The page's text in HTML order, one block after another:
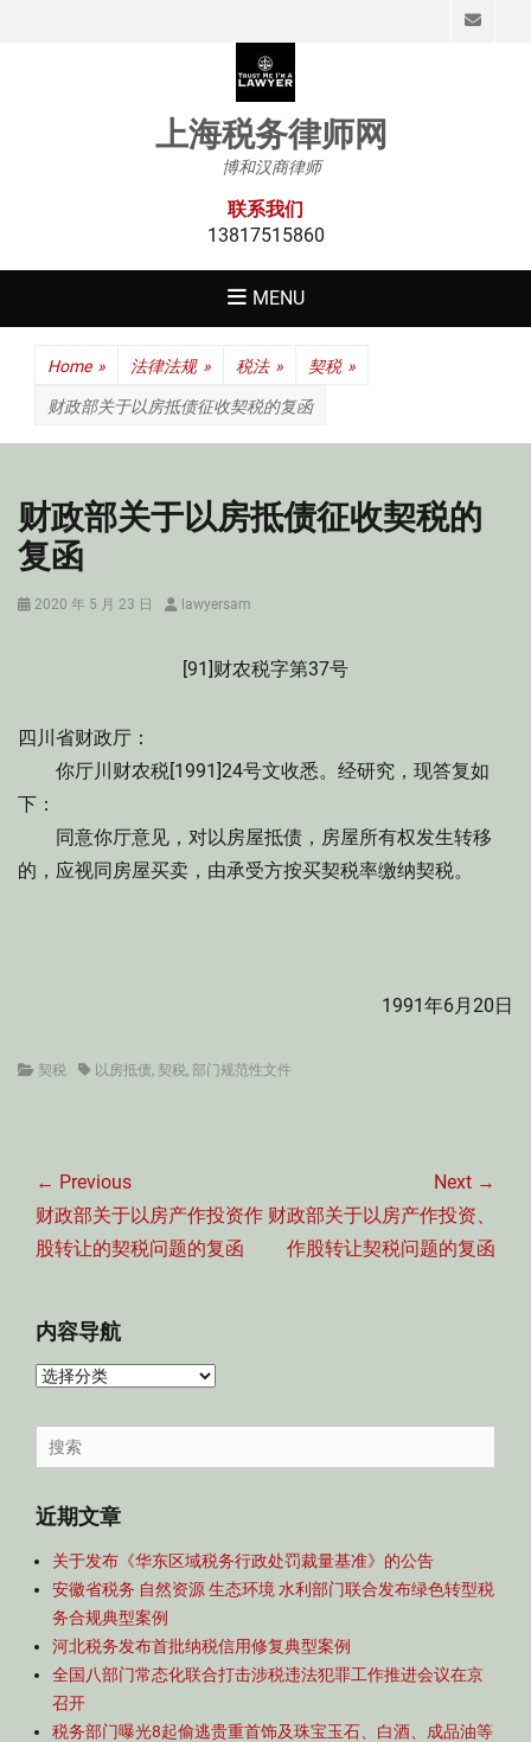
上海税务律师网
博和汉商律师
联系我们
13817515860
MENU
Home » 法律法规 » 税法 » 契税 »
财政部关于以房抵债征收契税的复函
财政部关于以房抵债征收契税的
复函
Posted
2020 年 5 月 23 日 Authorlawyersam
[91]财农税字第37号
四川省财政厅：
你厅川财农税[1991]24号文收悉。经研究，现答复如
下：
同意你厅意见，对以房屋抵债，房屋所有权发生转移
的，应视同房屋买卖，由承受方按买契税率缴纳契税。
1991年6月20日
Categories
契税 Tags以房抵债, 契税, 部门规范性文件
章
导
航
← Previous
Previous
post:
财政部关于以房产作投资作
股转让的契税问题的复函
Next →
Next
post:
财政部关于以房产作投资、
作股转让契税问题的复函
内容导航
内
导
航
Search
for:
近期文章
关于发布《华东区域税务行政处罚裁量基准》的公告
安徽省税务 自然资源 生态环境 水利部门联合发布绿色转型税
务合规典型案例
河北税务发布首批纳税信用修复典型案例
全国八部门常态化联合打击涉税违法犯罪工作推进会议在京
召开
税务部门曝光8起偷逃贵重首饰及珠宝玉石、白酒、成品油等